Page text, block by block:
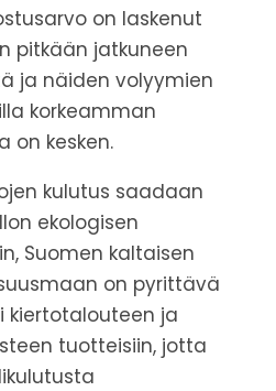
on laskenut
pitkään jatkuneen
ja näiden volyymien
korkeamman
on kesken.
kulutus saadaan
ekologisen
Suomen kaltaisen
on pyrittävä
kiertotalouteen ja
tuotteisiin, jotta